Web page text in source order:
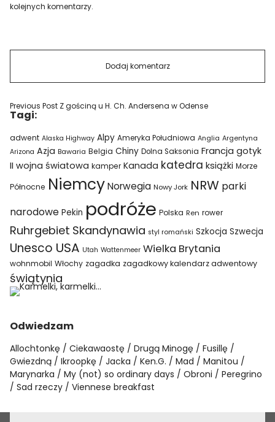
kolejnych komentarzy.
Previous Post Z gościną u H. Ch. Andersena w Odense
Tagi:
adwent Alaska Highway Alpy Ameryka Południowa Anglia Argentyna
Arizona Azja Bawaria Belgia Chiny Dolna Saksonia Francja gotyk
II wojna światowa kamper Kanada katedra książki Morze
Północne Niemcy Norwegia Nowy Jork NRW parki
narodowe Pekin podróże Polska Ren rower
Ruhrgebiet Skandynawia styl romański Szkocja Szwecja
Unesco USA Utah Wattenmeer Wielka Brytania
wohnmobil Włochy zagadka zagadkowy kalendarz adwentowy
świątynia
Odwiedzam
Allochtonkę Ciekawaostę Drugą Minogę
Fusillę
Gwiezdną
Ikroopkę Jacka Ken.G. Mad
Manitou
Marynarka
My (not) so ordinary days Obroni
Peregrino
Sad rzeczy
Viennese breakfast